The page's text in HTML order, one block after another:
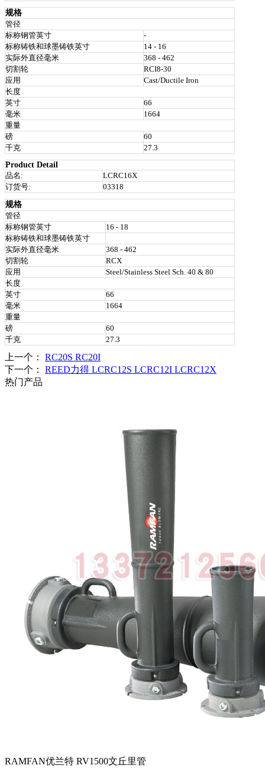
规格
管径
标称钢管英寸
-
标称铸铁和球墨铸铁英寸
14 - 16
实际外直径毫米
368 - 462
切割轮
RCI8-30
应用
Cast/Ductile Iron
长度
英寸
66
毫米
1664
重量
磅
60
千克
27.3
Product Detail
品名:
LCRC16X
订货号:
03318
规格
管径
标称钢管英寸
16 - 18
标称铸铁和球墨铸铁英寸
实际外直径毫米
368 - 462
切割轮
RCX
应用
Steel/Stainless Steel Sch. 40 & 80
长度
英寸
66
毫米
1664
重量
磅
60
千克
27.3
上一个： RC20S RC20I
下一个： REED力得 LCRC12S LCRC12I LCRC12X
热门产品
RAMFAN优兰特 RV1500文丘里管